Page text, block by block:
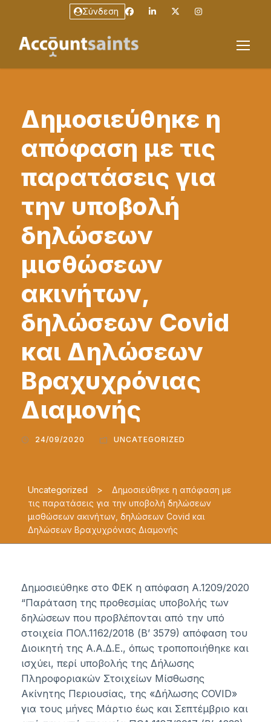
Σύνδεση
Δημοσιεύθηκε η
απόφαση με τις
παρατάσεις για
την υποβολή
δηλώσεων
μισθώσεων
ακινήτων,
δηλώσεων Covid
και Δηλώσεων
Βραχυχρόνιας
Διαμονής
24/09/2020 UNCATEGORIZED
Uncategorized >
Δημοσιεύθηκε η απόφαση με
τις παρατάσεις για την υποβολή δηλώσεων
μισθώσεων ακινήτων, δηλώσεων Covid και
Δηλώσεων Βραχυχρόνιας Διαμονής
Δημοσιεύθηκε στο ΦΕΚ η απόφαση Α.1209/2020
“Παράταση της προθεσμίας υποβολής των
δηλώσεων που προβλέπονται από την υπό
στοιχεία ΠΟΛ.1162/2018 (Β’ 3579) απόφαση του
Διοικητή της Α.Α.Δ.Ε., όπως τροποποιήθηκε και
ισχύει, περί υποβολής της Δήλωσης
Πληροφοριακών Στοιχείων Μίσθωσης
Ακίνητης Περιουσίας, της «Δήλωσης COVID»
για τους μήνες Μάρτιο έως και Σεπτέμβριο και